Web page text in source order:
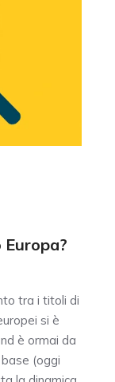
tra i titoli di
si è
è ormai da
(oggi